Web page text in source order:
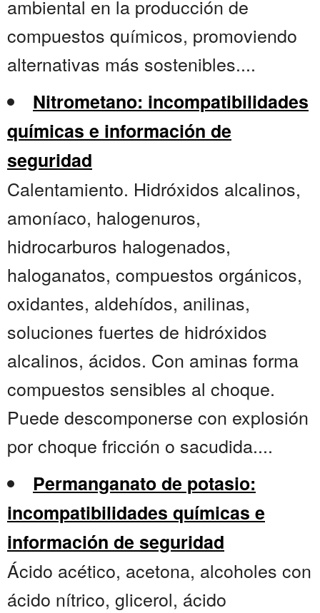
ambiental en la producción de
compuestos químicos, promoviendo
alternativas más sostenibles....
Nitrometano: incompatibilidades
químicas e información de
seguridad
Calentamiento. Hidróxidos alcalinos,
amoníaco, halogenuros,
hidrocarburos halogenados,
haloganatos, compuestos orgánicos,
oxidantes, aldehídos, anilinas,
soluciones fuertes de hidróxidos
alcalinos, ácidos. Con aminas forma
compuestos sensibles al choque.
Puede descomponerse con explosión
por choque fricción o sacudida....
Permanganato de potasio:
incompatibilidades químicas e
información de seguridad
Ácido acético, acetona, alcoholes con
ácido nítrico, glicerol, ácido